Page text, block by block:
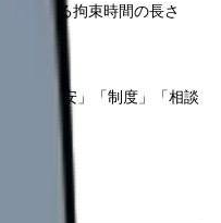
会による拘束時間の長さ
時間
休む目安」「制度」「相談
きます。